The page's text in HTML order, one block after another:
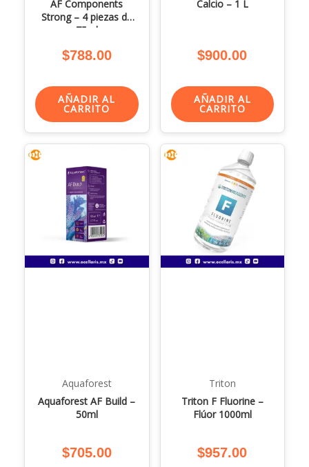
AF Components
Strong – 4 piezas de
75ml
$788.00
AÑADIR AL
CARRITO
Calcio – 1 L
$900.00
AÑADIR AL
CARRITO
Aquaforest
Aquaforest AF Build –
50ml
$705.00
Triton
Triton F Fluorine –
Flúor 1000ml
$957.00